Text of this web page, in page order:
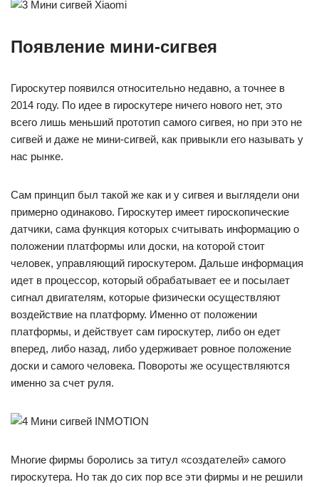
Появление мини-сигвея
Гироскутер появился относительно недавно, а точнее в
2014 году. По идее в гироскутере ничего нового нет, это
всего лишь меньший прототип самого сигвея, но при это не
сигвей и даже не мини-сигвей, как привыкли его называть у
нас рынке.
Сам принцип был такой же как и у сигвея и выглядели они
примерно одинаково. Гироскутер имеет гироскопические
датчики, сама функция которых считывать информацию о
положении платформы или доски, на которой стоит
человек, управляющий гироскутером. Дальше информация
идет в процессор, который обрабатывает ее и посылает
сигнал двигателям, которые физически осуществляют
воздействие на платформу. Именно от положении
платформы, и действует сам гироскутер, либо он едет
вперед, либо назад, либо удерживает ровное положение
доски и самого человека. Повороты же осуществляются
именно за счет руля.
Многие фирмы боролись за титул «создателей» самого
гироскутера. Но так до сих пор все эти фирмы и не решили